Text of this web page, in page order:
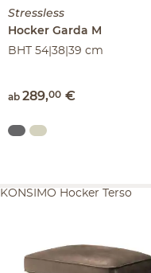
Stressless
Hocker Garda M
BHT 54|38|39 cm
ab 289,00 €
KONSIMO Hocker Terso